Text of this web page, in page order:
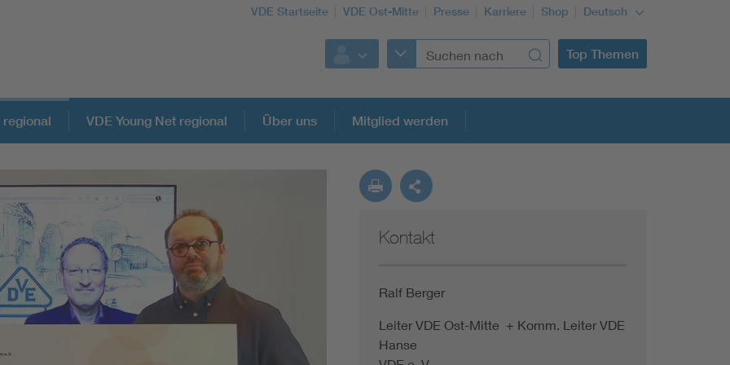
VDE Startseite VDE Ost-Mitte Presse Karriere Shop Deutsch
Top Themen
VDE Young Net regional Über uns Mitglied werden
Kontakt
Ralf Berger
Leiter VDE Ost-Mitte + Komm. Leiter VDE
Hanse